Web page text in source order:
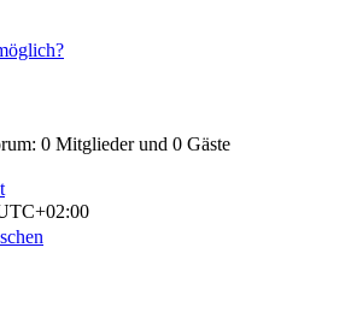
0 Mitglieder und 0 Gäste